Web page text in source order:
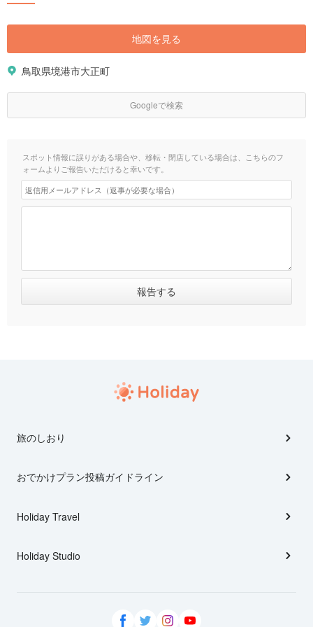
地図を見る
鳥取県境港市大正町
Googleで検索
スポット情報に誤りがある場合や、移転・閉店している場合は、こちらのフ
ォームよりご報告いただけると幸いです。
旅のしおり
おでかけプラン投稿ガイドライン
Holiday Travel
Holiday Studio